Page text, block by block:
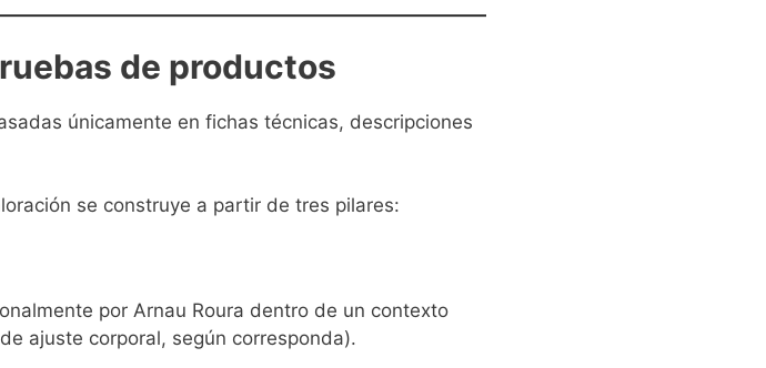
de productos
únicamente en fichas técnicas, descripciones
se construye a partir de tres pilares:
por Arnau Roura dentro de un contexto
ajuste corporal, según corresponda).